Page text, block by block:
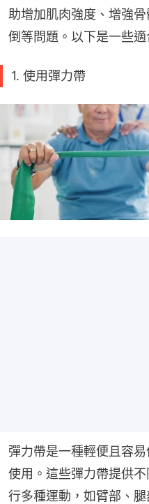
助增加肌肉強度、增強
倒等問題。以下是一些
1. 使用彈力帶
彈力帶是一種輕便且容
使用。這些彈力帶提供
行多種運動，如臂部、